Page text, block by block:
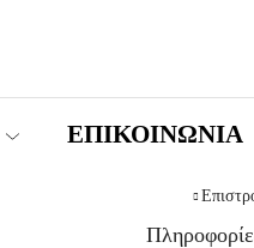
ΕΠΙΚΟΙΝΩΝΊΑ